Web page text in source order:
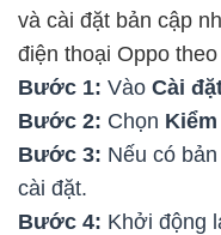
và cài đặt bản cập
điện thoại Oppo
Bước 1: Vào Cài
Bước 2: Chọn
Bước 3: Nếu có
cài đặt.
Bước 4: Khởi động